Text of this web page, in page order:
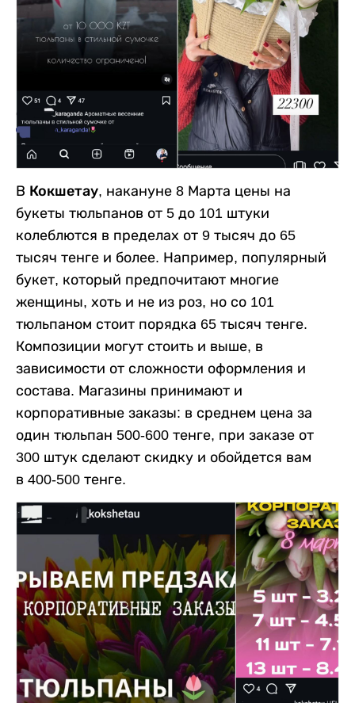
В Кокшетау, накануне 8 Марта цены на
букеты тюльпанов от 5 до 101 штуки
колеблются в пределах от 9 тысяч до 65
тысяч тенге и более. Например, популярный
букет, который предпочитают многие
женщины, хоть и не из роз, но со 101
тюльпаном стоит порядка 65 тысяч тенге.
Композиции могут стоить и выше, в
зависимости от сложности оформления и
состава. Магазины принимают и
корпоративные заказы: в среднем цена за
один тюльпан 500-600 тенге, при заказе от
300 штук сделают скидку и обойдется вам
в 400-500 тенге.